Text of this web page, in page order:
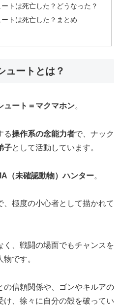
トは死亡した？どうなった？
トは死亡した？まとめ
ュートとは？
ュート＝マクマホン。
る操作系の念能力者で、ナック
子として活動しています。
（未確認動物）ハンター。
、極度の小心者として描かれて
く、戦闘の場面でもチャンスを
です。
の信頼関係や、ゴンやキルアの
け、徐々に自分の殻を破ってい